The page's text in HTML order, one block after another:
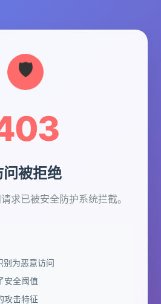
问被拒绝
求已被安全防护系统拦截。
别为恶意访问
安全阈值
攻击特征